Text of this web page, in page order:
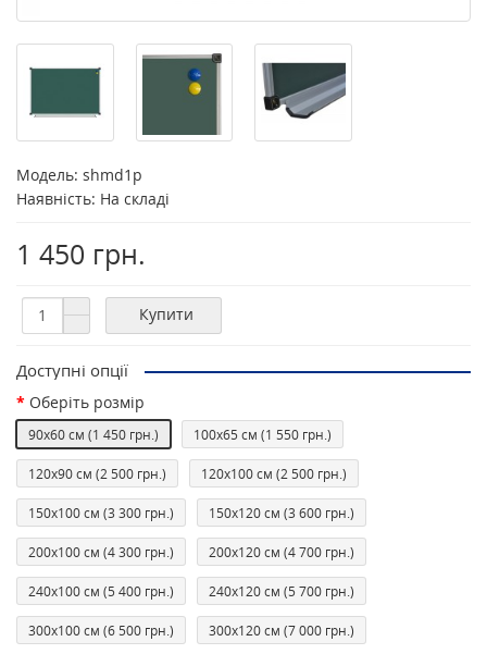
Модель: shmd1p
Наявність: На складі
1 450 грн.
Купити
Доступні опції
Оберiть розмір
90х60 см (1 450 грн.) 100х65 см (1 550 грн.)
120х90 см (2 500 грн.) 120х100 см (2 500 грн.)
150х100 см (3 300 грн.) 150х120 см (3 600 грн.)
200х100 см (4 300 грн.) 200х120 см (4 700 грн.)
240х100 см (5 400 грн.) 240х120 см (5 700 грн.)
300х100 см (6 500 грн.) 300х120 см (7 000 грн.)